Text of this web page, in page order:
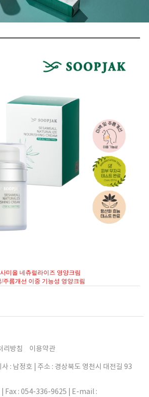
미올 네츄럴라이즈 영양크림
/주름개선 이중 기능성 영양크림
리방침
이용약관
: 남정호 | 주소 : 경상북도 영천시 대전길 93
Fax : 054-336-9625 | E-mail :